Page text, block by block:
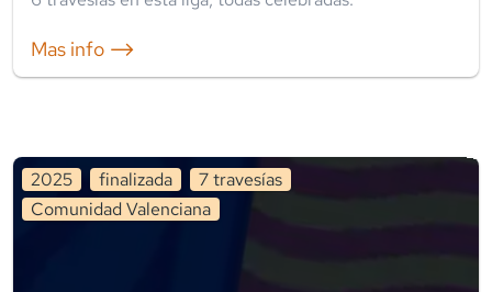
Mas info ⟶
2025 finalizada 7travesías
Comunidad Valenciana